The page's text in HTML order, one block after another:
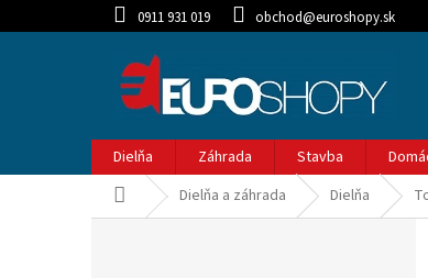
na
0911 931 019 obchod@euroshopy.sk
Dielňa Záhrada Stavba
DomovDielňa a záhrada Dielňa